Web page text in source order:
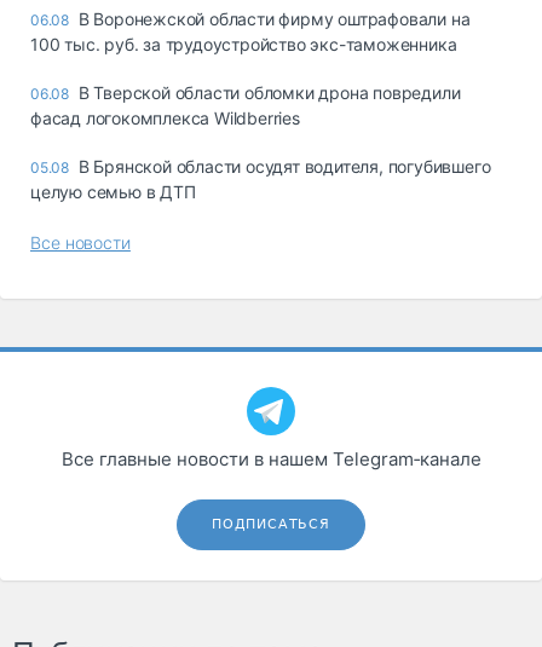
06.08 В Воронежской области фирму оштрафовали на
100 тыс. руб. за трудоустройство экс-таможенника
06.08 В Тверской области обломки дрона повредили
фасад логокомплекса Wildberries
05.08 В Брянской области осудят водителя, погубившего
целую семью в ДТП
Все новости
Все главные новости в нашем Telegram‑канале
ПОДПИСАТЬСЯ